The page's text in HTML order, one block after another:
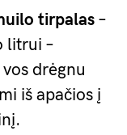
tirpalas –
litrui –
drėgnu
iš apačios į